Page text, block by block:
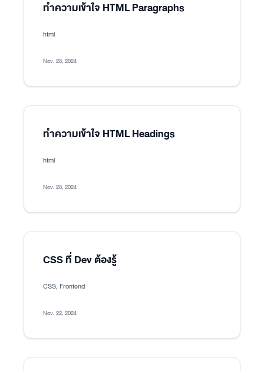
ทำความเข้าใจ HTML Paragraphs
html
Nov. 23, 2024
ทำความเข้าใจ HTML Headings
html
Nov. 23, 2024
CSS ที่ Dev ต้องรู้
CSS, Frontend
Nov. 22, 2024